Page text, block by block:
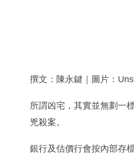
撰文：陳永鍵｜圖片：
所謂凶宅，其實並無劃一
兇殺案。
銀行及估價行會按內部存